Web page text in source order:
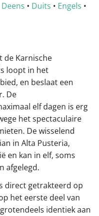
Deens • Duits • Engels •
de Karnische
loopt in het
en beslaat een
De
elf dagen is erg
het spectaculaire
De wisselend
in Alta Pusteria,
en kan in elf, soms
afgelegd.
direct getrakteerd op
het eerste deel van
identiek aan